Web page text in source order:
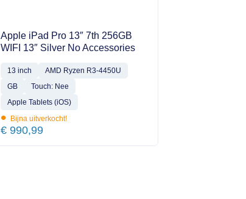
Apple iPad Pro 13″ 7th 256GB
WIFI 13″ Silver No Accessories
13 inch
AMD Ryzen R3-4450U
GB
Touch: Nee
Apple Tablets (iOS)
• Bijna uitverkocht!
€ 990,99